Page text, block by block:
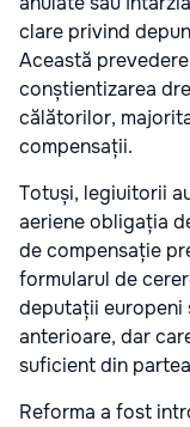
clare privind
Această
conștientizarea
călătorilor,
compensații.
Totuși, legiuitorii
aeriene obligația
de compensație
formularul de
deputații europeni
anterioare, dar
suficient din
Reforma a fost